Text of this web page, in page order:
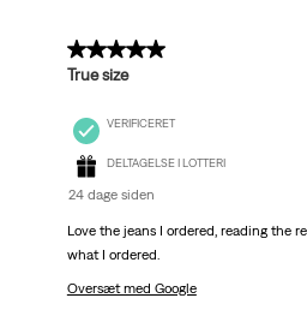
5 ud af 5 stjerner.
True size
VERIFICERET
DELTAGELSE I LOTTERI
24 dage siden
Love the jeans I ordered, reading the
what I ordered.
Oversæt med Google